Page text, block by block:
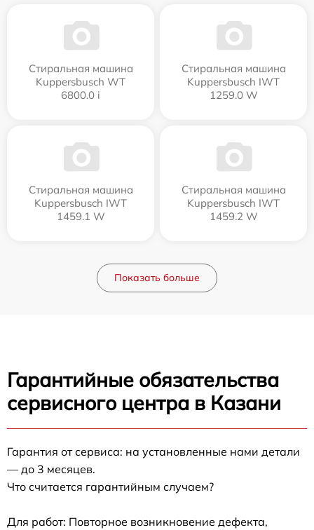
Стиральная машина
Kuppersbusch WT
6800.0 i
Стиральная машина
Kuppersbusch IWT
1259.0 W
Стиральная машина
Kuppersbusch IWT
1459.1 W
Стиральная машина
Kuppersbusch IWT
1459.2 W
Показать больше
Гарантийные обязательства
сервисного центра в Казани
Гарантия от сервиса: на установленные нами детали
— до 3 месяцев.
Что считается гарантийным случаем?
Для работ: Повторное возникновение дефекта,